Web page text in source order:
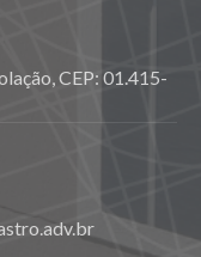
CEP: 01.415-